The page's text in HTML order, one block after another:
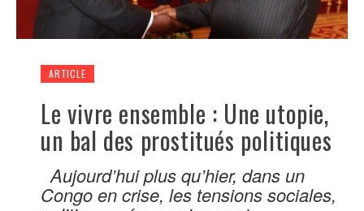
ARTICLE
Le vivre ensemble : Une utopie,
un bal des prostitués politiques
Aujourd’hui plus qu’hier, dans un
Congo en crise, les tensions sociales,